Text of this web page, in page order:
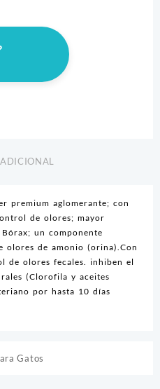
premium aglomerante; con
de olores; mayor
un componente
de amonio (orina).Con
de olores fecales. inhiben el
(Clorofila y aceites
por hasta 10 días
Gatos